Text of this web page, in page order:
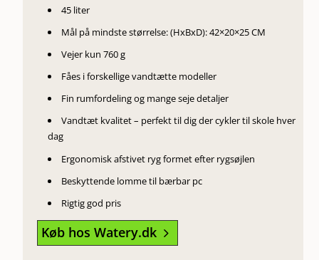
45 liter
Mål på mindste størrelse: (HxBxD):42×20×25 CM
Vejer kun 760 g
Fåes i forskellige vandtætte modeller
Fin rumfordeling og mange seje detaljer
Vandtæt kvalitet – perfekt til dig der cykler til skole hver
dag
Ergonomisk afstivet ryg formet efter rygsøjlen
Beskyttende lomme til bærbar pc
Rigtig god pris
Køb hos Watery.dk 5